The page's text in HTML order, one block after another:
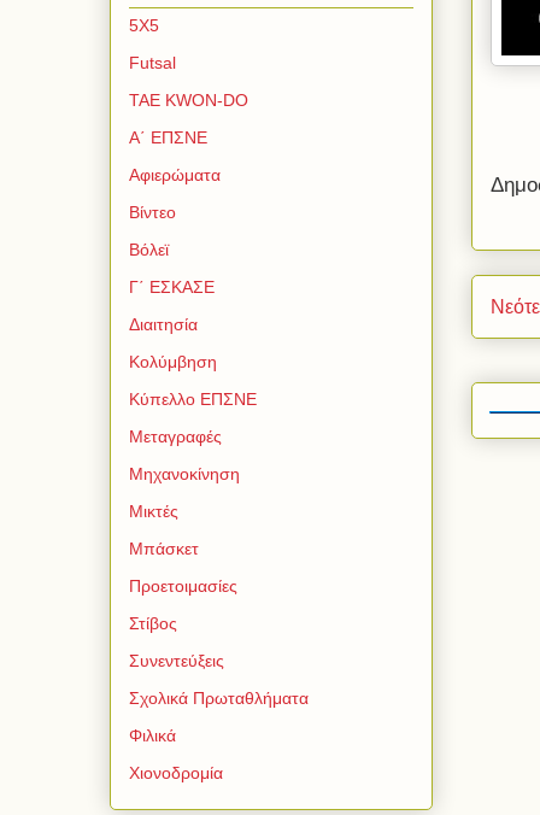
5Χ5
Futsal
TAE KWON-DO
Α΄ ΕΠΣΝΕ
Αφιερώματα
Βίντεο
Βόλεϊ
Γ΄ ΕΣΚΑΣΕ
Διαιτησία
Κολύμβηση
Κύπελλο ΕΠΣΝΕ
Μεταγραφές
Μηχανοκίνηση
Μικτές
Μπάσκετ
Προετοιμασίες
Στίβος
Συνεντεύξεις
Σχολικά Πρωταθλήματα
Φιλικά
Χιονοδρομία